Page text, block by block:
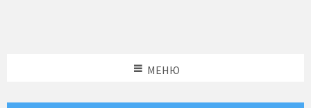
МЕНЮ